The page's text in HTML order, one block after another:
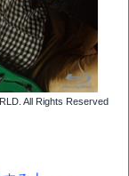
All Rights Reserved